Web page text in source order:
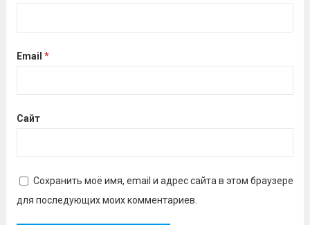
Email *
Сайт
Сохранить моё имя, email и адрес сайта в этом браузере
для последующих моих комментариев.